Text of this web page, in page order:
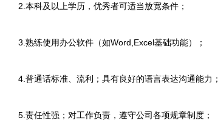
2.本科及以上学历，优秀者可适当放宽条件；
3.熟练使用办公软件（如Word,Excel基础功能）；
4.普通话标准、流利；具有良好的语言表达沟通能力；
5.责任性强；对工作负责，遵守公司各项规章制度；